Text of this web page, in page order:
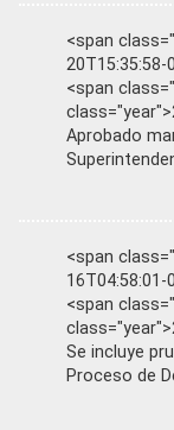
<span
20T15:35:58-
<span
Aprobado
<span
<span
Se incluye
Proceso de